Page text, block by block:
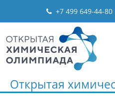
+7 499 649-44-80
Открытая